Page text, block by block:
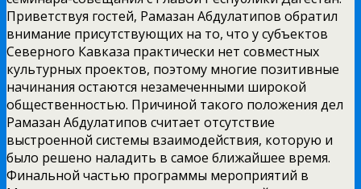
Приветствуя гостей, Рамазан Абдулатипов обратил
внимание присутствующих на то, что у субъектов
Северного Кавказа практически нет совместных
культурных проектов, поэтому многие позитивные
начинания остаются незамеченными широкой
общественностью. Причиной такого положения дел
Рамазан Абдулатипов считает отсутствие
выстроенной системы взаимодействия, которую и
было решено наладить в самое ближайшее время.
Финальной частью программы мероприятий в